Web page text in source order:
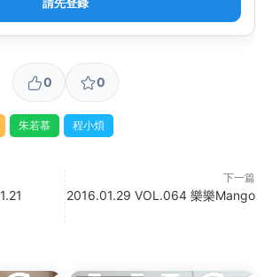
0 0
朱若慕 程小煩
下一篇
2016.01.29 VOL.064 樂樂Mango